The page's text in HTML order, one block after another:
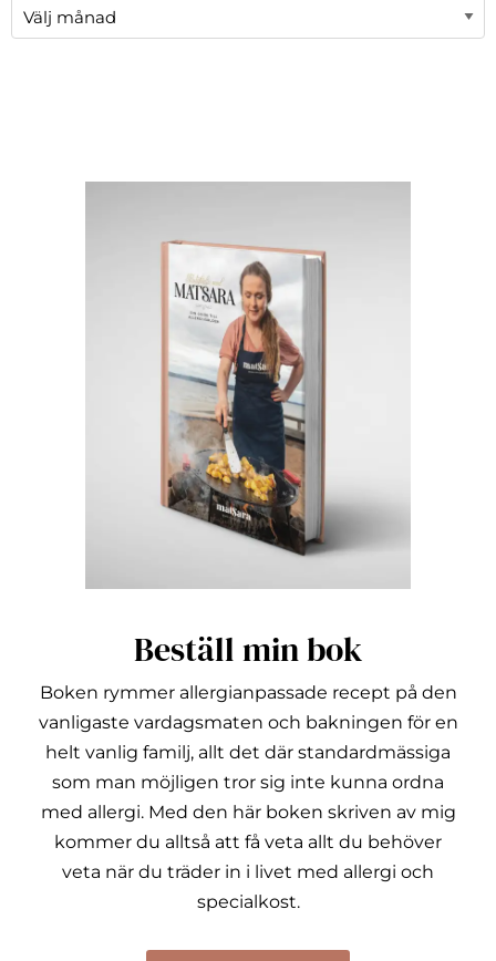
Beställ min bok
Boken rymmer allergianpassade recept på den
vanligaste vardagsmaten och bakningen för en
helt vanlig familj, allt det där standardmässiga
som man möjligen tror sig inte kunna ordna
med allergi. Med den här boken skriven av mig
kommer du alltså att få veta allt du behöver
veta när du träder in i livet med allergi och
specialkost.